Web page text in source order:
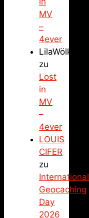
MV
–
4ever
LilaWölkchen
zu
Lost
in
MV
–
4ever
LOUIS
CIFER
zu
International
Geocaching
Day
2026